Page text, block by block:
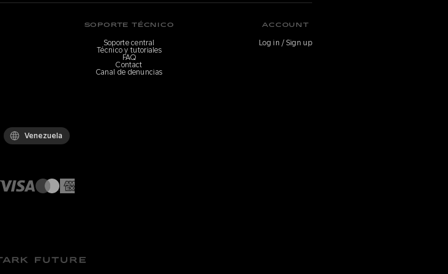
SOPORTE TÉCNICO
Soporte central
Técnico y tutoriales
FAQ
Contact
Canal de denuncias
ACCOUNT
Log in / Sign up
Venezuela